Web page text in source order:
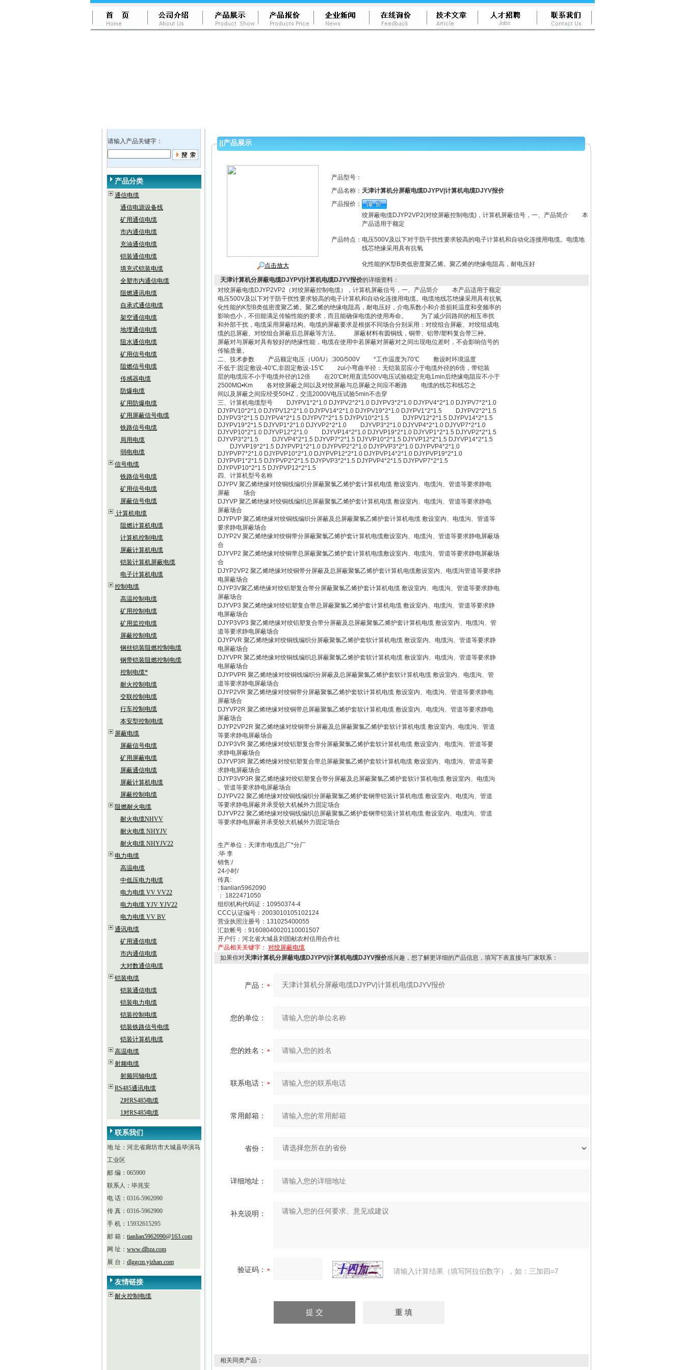
请输入产品关键字：
产品分类
通信电缆
通信电源设备线
矿用通信电缆
市内通信电缆
充油通信电缆
铠装通信电缆
填充式铠装电缆
全塑市内通信电缆
阻燃通讯电缆
自承式通信电缆
架空通信电缆
地埋通信电缆
阻水通信电缆
矿用信号电缆
阻燃信号电缆
传感器电缆
防爆电缆
矿用防爆电缆
矿用屏蔽信号电缆
铁路信号电缆
局用电缆
弱电电缆
信号电缆
铁路信号电缆
矿用信号电缆
屏蔽信号电缆
计算机电缆
阻燃计算机电缆
计算机控制电缆
屏蔽计算机电缆
铠装计算机屏蔽电缆
电子计算机电缆
控制电缆
高温控制电缆
矿用控制电缆
矿用监控电缆
屏蔽控制电缆
钢丝铠装阻燃控制电缆
钢带铠装阻燃控制电缆
控制电缆*
耐火控制电缆
交联控制电缆
行车控制电缆
本安型控制电缆
屏蔽电缆
屏蔽信号电缆
矿用屏蔽电缆
屏蔽通信电缆
屏蔽计算机电缆
屏蔽控制电缆
阻燃耐火电缆
耐火电缆NHVV
耐火电缆 NHYJV
耐火电缆 NHYJV22
电力电缆
高温电缆
中低压电力电缆
电力电缆 VV VV22
电力电缆 YJV YJV22
电力电缆 VV BV
通讯电缆
矿用通信电缆
市内通信电缆
大对数通信电缆
铠装电缆
铠装通信电缆
铠装电力电缆
铠装控制电缆
铠装铁路信号电缆
铠装计算机电缆
高温电缆
射频电缆
射频同轴电缆
RS485通讯电缆
2对RS485电缆
1对RS485电缆
联系我们
地 址：河北省廊坊市大城县毕演马
工业区
邮 编：065900
联系人：毕兆安
电 话：0316-5962090
传 真：0316-5962900
手 机：15932615295
邮 箱： tianlian5962090@163.com
网 址： www.dlbza.com
展 台： dlggcm.yjzhan.com
友情链接
耐火控制电缆
||产品展示
点击放大
产品型号：
产品名称： 天津计算机分屏蔽电缆DJYPV|计算机电缆DJYV报价
产品报价：
产品特点：
绞屏蔽电缆DJYP2VP2(对绞屏蔽控制电缆)，计算机屏蔽信号，一、产品简介 本
产品适用于额定
电压500V及以下对于防干扰性要求较高的电子计算机和自动化连接用电缆。电缆地
线芯绝缘采用具有抗氧
化性能的K型B类低密度聚乙烯。聚乙烯的绝缘电阻高，耐电压好
天津计算机分屏蔽电缆DJYPV|计算机电缆DJYV报价的详细资料：
对绞屏蔽电缆DJYP2VP2（对绞屏蔽控制电缆），计算机屏蔽信号，一、产品简介 本产品适用于额定
电压500V及以下对于防干扰性要求较高的电子计算机和自动化连接用电缆。电缆地线芯绝缘采用具有抗氧
化性能的K型B类低密度聚乙烯。聚乙烯的绝缘电阻高，耐电压好，介电系数小和介质损耗温度和变频率的
影响也小，不但能满足传输性能的要求，而且能确保电缆的使用寿命。 为了减少回路间的相互串扰
和外部干扰，电缆采用屏蔽结构。电缆的屏蔽要求是根据不同场合分别采用：对绞组合屏蔽、对绞组成电
缆的总屏蔽、对绞组合屏蔽后总屏蔽等方法。 屏蔽材料有圆铜线，铜带、铝带/塑料复合带三种。
屏蔽对与屏蔽对具有较好的绝缘性能，电缆在使用中若屏蔽对屏蔽对之间出现电位差时，不会影响信号的
传输质量。
二、技术参数 产品额定电压（U0/U）:300/500V *工作温度为70℃ 敷设时环境温度
不低于:固定敷设-40℃,非固定敷设-15℃ zui小弯曲半径：无铠装层应小于电缆外径的6倍，带铠装
层的电缆应不小于电缆外径的12倍 在20℃时用直流500V电压试验稳定充电1min后绝缘电阻应不小于
2500MΩ•Km 各对绞屏蔽之间以及对绞屏蔽与总屏蔽之间应不断路 电缆的线芯和线芯之
间以及屏蔽之间应经受50HZ，交流2000V电压试验5min不击穿
三、计算机电缆型号 DJYPV1*2*1.0 DJYPV2*2*1.0 DJYPV3*2*1.0 DJYPV4*2*1.0 DJYPV7*2*1.0
DJYPV10*2*1.0 DJYPV12*2*1.0 DJYPV14*2*1.0 DJYPV19*2*1.0 DJYPV1*2*1.5 DJYPV2*2*1.5
DJYPV3*2*1.5 DJYPV4*2*1.5 DJYPV7*2*1.5 DJYPV10*2*1.5 DJYPV12*2*1.5 DJYPV14*2*1.5
DJYPV19*2*1.5 DJYVP1*2*1.0 DJYVP2*2*1.0 DJYVP3*2*1.0 DJYVP4*2*1.0 DJYVP7*2*1.0
DJYVP10*2*1.0 DJYVP12*2*1.0 DJYVP14*2*1.0 DJYVP19*2*1.0 DJYVP1*2*1.5 DJYVP2*2*1.5
DJYVP3*2*1.5 DJYVP4*2*1.5 DJYVP7*2*1.5 DJYVP10*2*1.5 DJYVP12*2*1.5 DJYVP14*2*1.5
DJYVP19*2*1.5 DJYPVP1*2*1.0 DJYPVP2*2*1.0 DJYPVP3*2*1.0 DJYPVP4*2*1.0
DJYPVP7*2*1.0 DJYPVP10*2*1.0 DJYPVP12*2*1.0 DJYPVP14*2*1.0 DJYPVP19*2*1.0
DJYPVP1*2*1.5 DJYPVP2*2*1.5 DJYPVP3*2*1.5 DJYPVP4*2*1.5 DJYPVP7*2*1.5
DJYPVP10*2*1.5 DJYPVP12*2*1.5
四、计算机型号名称
DJYPV 聚乙烯绝缘对绞铜线编织分屏蔽聚氯乙烯护套计算机电缆 敷设室内、电缆沟、管道等要求静电
屏蔽 场合
DJYVP 聚乙烯绝缘对绞铜线编织总屏蔽聚氯乙烯护套计算机电缆 敷设室内、电缆沟、管道等要求静电
屏蔽场合
DJYPVP 聚乙烯绝缘对绞铜线编织分屏蔽及总屏蔽聚氯乙烯护套计算机电缆 敷设室内、电缆沟、管道等
要求静电屏蔽场合
DJYP2V 聚乙烯绝缘对绞铜带分屏蔽聚氯乙烯护套计算机电缆敷设室内、电缆沟、管道等要求静电屏蔽场
合
DJYVP2 聚乙烯绝缘对绞铜带总屏蔽聚氯乙烯护套计算机电缆敷设室内、电缆沟、管道等要求静电屏蔽场
合
DJYP2VP2 聚乙烯绝缘对绞铜带分屏蔽及总屏蔽聚氯乙烯护套计算机电缆敷设室内、电缆沟管道等要求静
电屏蔽场合
DJYP3V聚乙烯绝缘对绞铝塑复合带分屏蔽聚氯乙烯护套计算机电缆 敷设室内、电缆沟、管道等要求静电
屏蔽场合
DJYVP3 聚乙烯绝缘对绞铝塑复合带总屏蔽聚氯乙烯护套计算机电缆 敷设室内、电缆沟、管道等要求静
电屏蔽场合
DJYP3VP3 聚乙烯绝缘对绞铝塑复合带分屏蔽及总屏蔽聚氯乙烯护套计算机电缆 敷设室内、电缆沟、管
道等要求静电屏蔽场合
DJYPVR 聚乙烯绝缘对绞铜线编织分屏蔽聚氯乙烯护套软计算机电缆 敷设室内、电缆沟、管道等要求静
电屏蔽场合
DJYVPR 聚乙烯绝缘对绞铜线编织总屏蔽聚氯乙烯护套软计算机电缆 敷设室内、电缆沟、管道等要求静
电屏蔽场合
DJYPVPR 聚乙烯绝缘对绞铜线编织分屏蔽及总屏蔽聚氯乙烯护套软计算机电缆 敷设室内、电缆沟、管
道等要求静电屏蔽场合
DJYP2VR 聚乙烯绝缘对绞铜带分屏蔽聚氯乙烯护套软计算机电缆 敷设室内、电缆沟、管道等要求静电
屏蔽场合
DJYVP2R 聚乙烯绝缘对绞铜带总屏蔽聚氯乙烯护套软计算机电缆 敷设室内、电缆沟、管道等要求静电
屏蔽场合
DJYP2VP2R 聚乙烯绝缘对绞铜带分屏蔽及总屏蔽聚氯乙烯护套软计算机电缆 敷设室内、电缆沟、管道
等要求静电屏蔽场合
DJYP3VR 聚乙烯绝缘对绞铝塑复合带分屏蔽聚氯乙烯护套软计算机电缆 敷设室内、电缆沟、管道等要
求静电屏蔽场合
DJYVP3R 聚乙烯绝缘对绞铝塑复合带总屏蔽聚氯乙烯护套软计算机电缆 敷设室内、电缆沟、管道等要
求静电屏蔽场合
DJYP3VP3R 聚乙烯绝缘对绞铝塑复合带分屏蔽及总屏蔽聚氯乙烯护套软计算机电缆 敷设室内、电缆沟
、管道等要求静电屏蔽场合
DJYPV22 聚乙烯绝缘对绞铜线编织分屏蔽聚氯乙烯护套钢带铠装计算机电缆 敷设室内、电缆沟、管道
等要求静电屏蔽并承受较大机械外力固定场合
DJYVP22 聚乙烯绝缘对绞铜线编织总屏蔽聚氯乙烯护套钢带铠装计算机电缆 敷设室内、电缆沟、管道
等要求静电屏蔽并承受较大机械外力固定场合
生产单位：天津市电缆总厂*分厂
:毕 李
销售:/
24小时/
传真:
: tianlian5962090
： 1822471050
组织机构代码证：10950374-4
CCC认证编号：2003010105102124
营业执照注册号：131025400055
汇款帐号：91608040020110001507
开户行：河北省大城县刘固献农村信用合作社
产品相关关键字： 对绞屏蔽电缆
如果你对天津计算机分屏蔽电缆DJYPV|计算机电缆DJYV报价感兴趣，想了解更详细的产品信息，填写下表直接与厂家联系：
产品：
您的单位：
您的姓名：
联系电话：
常用邮箱：
省份：
详细地址：
补充说明：
验证码： 请输入计算结果（填写阿拉伯数字），如：三加四=7
相关同类产品：